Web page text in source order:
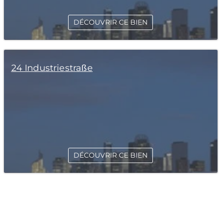
DÉCOUVRIR CE BIEN
24 Industriestraße
DÉCOUVRIR CE BIEN